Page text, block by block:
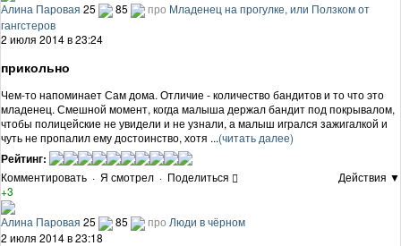
Алина Паровая 25 85 про Младенец на прогулке, или Ползком от
гангстеров
2 июля 2014 в 23:24
прикольно
Чем-то напоминает Сам дома. Отличие - количество бандитов и то что это
младенец. Смешной момент, когда малыша держал бандит под покрывалом,
чтобы полицейские не увидели и не узнали, а малыш игрался зажигалкой и
чуть не пропалил ему достоинство, хотя ...(читать далее)
Рейтинг:
Комментировать · Я смотрел · Поделиться
Действия ▼
+3
Алина Паровая 25 85 про Люди в чёрном
2 июля 2014 в 23:18